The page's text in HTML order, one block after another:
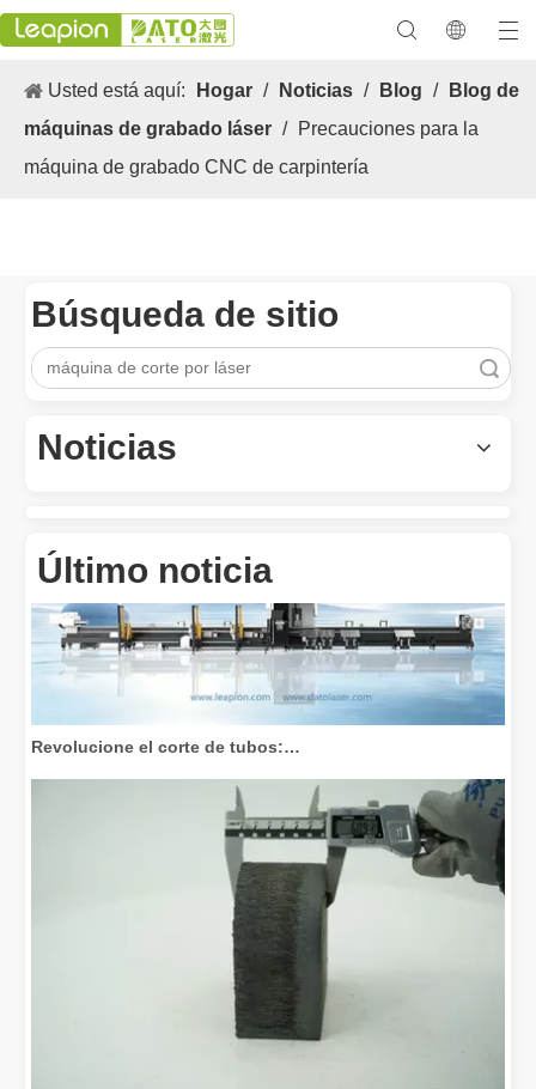
Usted está aquí: Hogar / Noticias / Blog /
Blog de
máquinas de grabado láser / Precauciones para la
máquina de grabado CNC de carpintería
Búsqueda de sitio
Noticias
Último noticia
Revolucione el corte de tubos: cómo las máquinas cortadoras de tubos por láser transforman la fabricación